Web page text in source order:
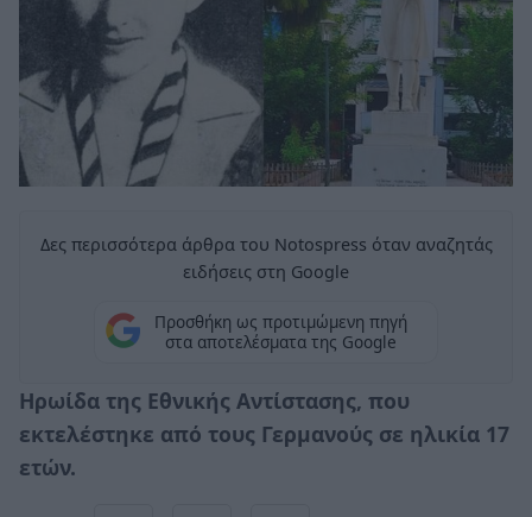
Δες περισσότερα άρθρα του Notospress όταν αναζητάς
ειδήσεις στη Google
Προσθήκη ως προτιμώμενη πηγή
στα αποτελέσματα της Google
Ηρωίδα της Εθνικής Αντίστασης, που
εκτελέστηκε από τους Γερμανούς σε ηλικία 17
ετών.